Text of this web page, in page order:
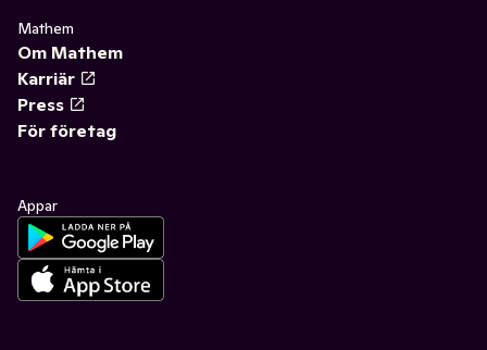
Mathem
Om Mathem
Karriär
Press
För företag
Appar